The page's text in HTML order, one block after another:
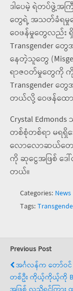
ဒါပေမဲ့ ရဲတပ်ဖွဲ့အက
တွေရဲ့ အသတ်ခံရမှု
ဝေဖန်မှုတွေလည်း
Transgender တွ
နေတဲ့သူတွေ
ရာဇဝတ်မှုတွေကို ကို
Transgender တွ
တယ်လို့ ဝေဖန်ထော
Crystal
တစ်စုံတစ်ရာ မရရှိ
လောလောဆယ်တေ
ကို ဆုငွေအဖြစ် ဒေါ်
တယ်။
Categories: News
Tags:
Previous Post
အင်္ဂလန်က တော်ဝင်
တစ်ဦး ကိုယ့်ကိုယ့်ကို